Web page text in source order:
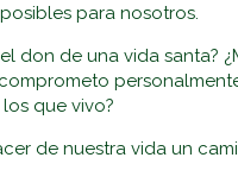
para nosotros.
don de una vida santa?
que vivo?
de nuestra vida un